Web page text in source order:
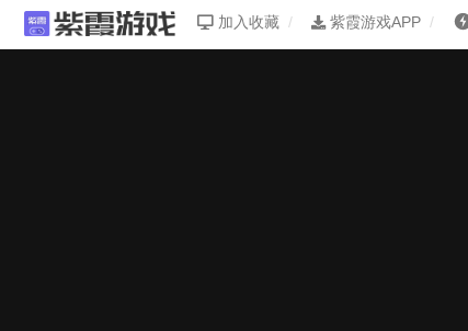
加入收藏 紫霞游戏APP